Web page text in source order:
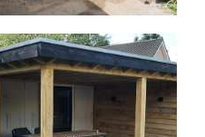
MET MODERNE
UITSTRALING